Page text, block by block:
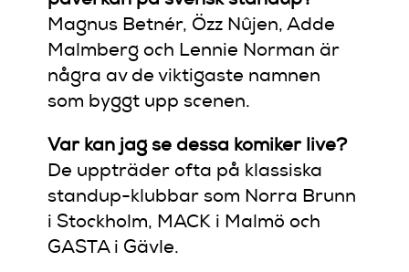
Magnus Betnér, Özz Nûjen, Adde
Malmberg och Lennie Norman är
några av de viktigaste namnen
som byggt upp scenen.
Var kan jag se dessa komiker live?
De uppträder ofta på klassiska
standup-klubbar som Norra Brunn
i Stockholm, MACK i Malmö och
GASTA i Gävle.